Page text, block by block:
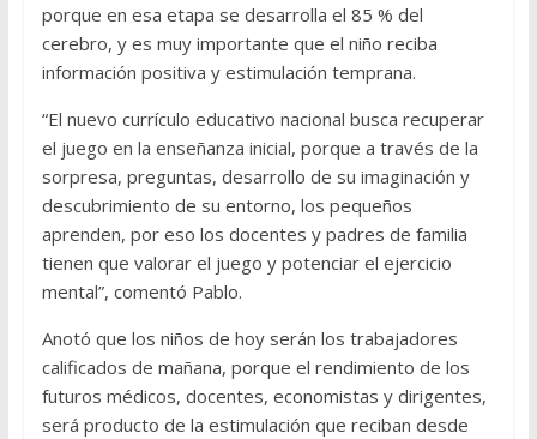
porque en esa etapa se desarrolla el 85 % del
cerebro, y es muy importante que el niño reciba
información positiva y estimulación temprana.
“El nuevo currículo educativo nacional busca recuperar
el juego en la enseñanza inicial, porque a través de la
sorpresa, preguntas, desarrollo de su imaginación y
descubrimiento de su entorno, los pequeños
aprenden, por eso los docentes y padres de familia
tienen que valorar el juego y potenciar el ejercicio
mental”, comentó Pablo.
Anotó que los niños de hoy serán los trabajadores
calificados de mañana, porque el rendimiento de los
futuros médicos, docentes, economistas y dirigentes,
será producto de la estimulación que reciban desde